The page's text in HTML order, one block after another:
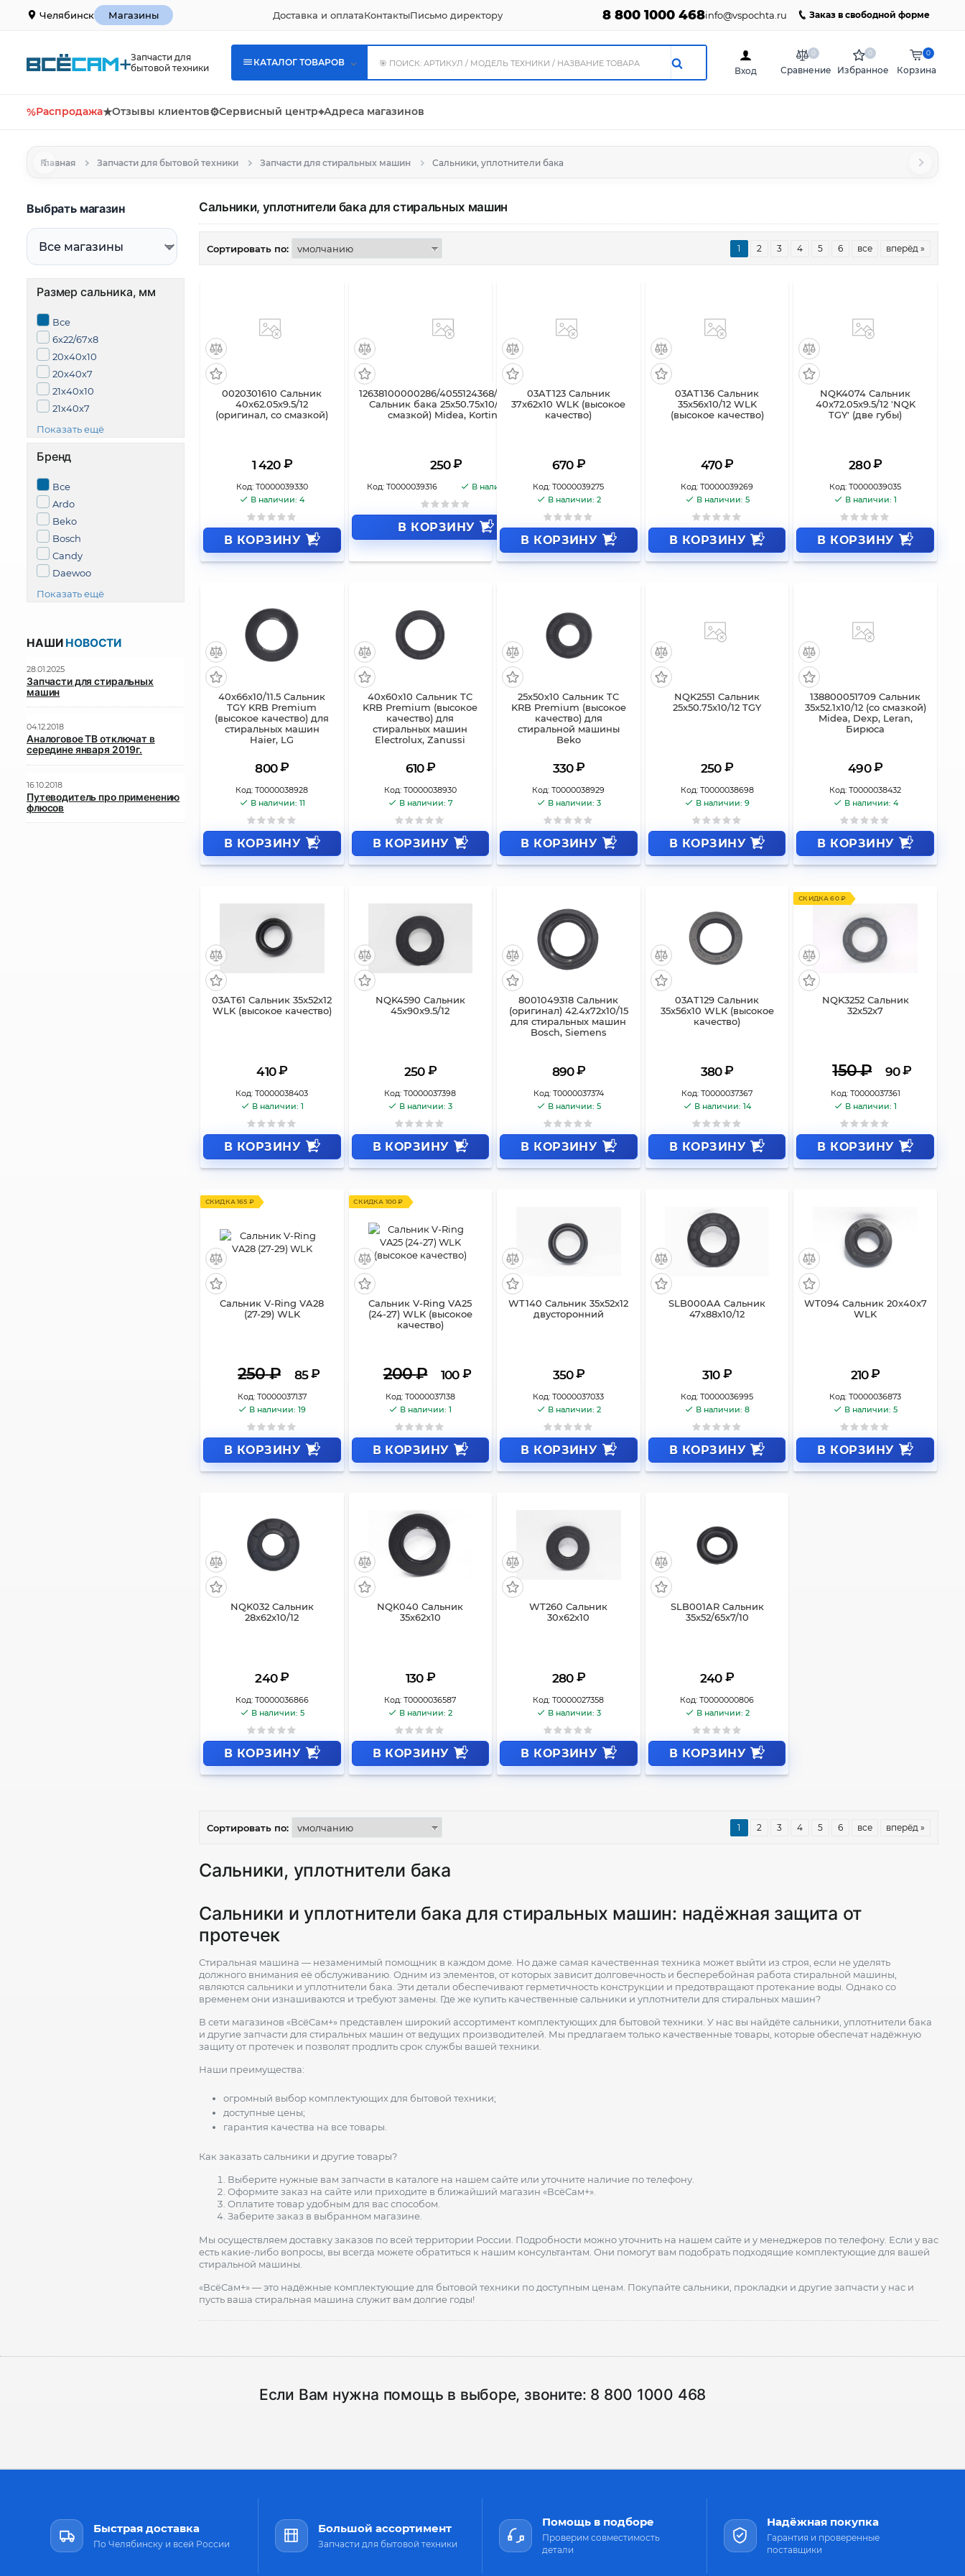
Челябинск Магазины Доставка и оплатаКонтактыПисьмо директору 8 800 1000 468info@vspochta.ru Заказ в свободной форме
Запчасти для
бытовой техники
КАТАЛОГ ТОВАРОВ
Вход Сравнение
0
Избранное
0
Корзина
0
%Распродажа★Отзывы клиентов⚙Сервисный центр⌖Адреса магазинов
Главная Запчасти для бытовой техники Запчасти для стиральных машин Сальники, уплотнители бака
Выбрать магазин
Размер сальника, мм
Все
6x22/67x8
20x40x10
20x40x7
21x40x10
21x40x7
Показать ещё
Бренд
Все
Ardo
Beko
Bosch
Candy
Daewoo
Показать ещё
Сальники, уплотнители бака для стиральных машин
Сортировать по: 1 2 3 4 5 6 все вперёд »
0020301610 Сальник
40x62.05х9.5/12
(оригинал, со смазкой)
1 420 ₽
Код: Т0000039330
В наличии: 4
В КОРЗИНУ
12638100000286/4055124368/1018658
Сальник бака 25x50.75x10/12 (со
смазкой) Midea, Korting
250 ₽
Код: Т0000039316 В наличии: 2
В КОРЗИНУ
03AT123 Сальник
37x62x10 WLK (высокое
качество)
670 ₽
Код: Т0000039275
В наличии: 2
В КОРЗИНУ
03AT136 Сальник
35x56x10/12 WLK
(высокое качество)
470 ₽
Код: Т0000039269
В наличии: 5
В КОРЗИНУ
NQK4074 Сальник
40x72.05x9.5/12 'NQK
TGY' (две губы)
280 ₽
Код: Т0000039035
В наличии: 1
В КОРЗИНУ
40x66x10/11.5 Сальник
TGY KRB Premium
(высокое качество) для
стиральных машин
Haier, LG
800 ₽
Код: Т0000038928
В наличии: 11
В КОРЗИНУ
40x60x10 Сальник TC
KRB Premium (высокое
качество) для
стиральных машин
Electrolux, Zanussi
610 ₽
Код: Т0000038930
В наличии: 7
В КОРЗИНУ
25x50x10 Сальник TC
KRB Premium (высокое
качество) для
стиральной машины
Beko
330 ₽
Код: Т0000038929
В наличии: 3
В КОРЗИНУ
NQK2551 Сальник
25x50.75x10/12 TGY
250 ₽
Код: Т0000038698
В наличии: 9
В КОРЗИНУ
138800051709 Сальник
35x52.1x10/12 (со смазкой)
Midea, Dexp, Leran,
Бирюса
490 ₽
Код: Т0000038432
В наличии: 4
В КОРЗИНУ
03AT61 Сальник 35x52x12
WLK (высокое качество)
410 ₽
Код: Т0000038403
В наличии: 1
В КОРЗИНУ
NQK4590 Сальник
45x90x9.5/12
250 ₽
Код: Т0000037398
В наличии: 3
В КОРЗИНУ
8001049318 Сальник
(оригинал) 42.4x72x10/15
для стиральных машин
Bosch, Siemens
890 ₽
Код: Т0000037374
В наличии: 5
В КОРЗИНУ
03AT129 Сальник
35x56x10 WLK (высокое
качество)
380 ₽
Код: Т0000037367
В наличии: 14
В КОРЗИНУ
СКИДКА 60 ₽
NQK3252 Сальник
32x52x7
150₽ 90 ₽
Код: Т0000037361
В наличии: 1
В КОРЗИНУ
СКИДКА 165 ₽
Сальник V-Ring VA28
(27-29) WLK
250₽ 85 ₽
Код: Т0000037137
В наличии: 19
В КОРЗИНУ
СКИДКА 100 ₽
Сальник V-Ring VA25
(24-27) WLK (высокое
качество)
200₽ 100 ₽
Код: Т0000037138
В наличии: 1
В КОРЗИНУ
WT140 Сальник 35x52x12
двусторонний
350 ₽
Код: Т0000037033
В наличии: 2
В КОРЗИНУ
SLB000AA Сальник
47x88x10/12
310 ₽
Код: Т0000036995
В наличии: 8
В КОРЗИНУ
WT094 Сальник 20x40x7
WLK
210 ₽
Код: Т0000036873
В наличии: 5
В КОРЗИНУ
NQK032 Сальник
28x62x10/12
240 ₽
Код: Т0000036866
В наличии: 5
В КОРЗИНУ
NQK040 Сальник
35x62x10
130 ₽
Код: Т0000036587
В наличии: 2
В КОРЗИНУ
WT260 Сальник
30х62х10
280 ₽
Код: Т0000027358
В наличии: 3
В КОРЗИНУ
SLB001AR Сальник
35x52/65x7/10
240 ₽
Код: Т0000000806
В наличии: 2
В КОРЗИНУ
Сортировать по: 1 2 3 4 5 6 все вперёд »
Сальники, уплотнители бака
Сальники и уплотнители бака для стиральных машин: надёжная защита от
протечек
Стиральная машина — незаменимый помощник в каждом доме. Но даже самая качественная техника может выйти из строя, если не уделять
должного внимания её обслуживанию. Одним из элементов, от которых зависит долговечность и бесперебойная работа стиральной машины,
являются сальники и уплотнители бака. Эти детали обеспечивают герметичность конструкции и предотвращают протекание воды. Однако со
временем они изнашиваются и требуют замены. Где же купить качественные сальники и уплотнители для стиральных машин?
В сети магазинов «ВсёСам+» представлен широкий ассортимент комплектующих для бытовой техники. У нас вы найдёте сальники, уплотнители бака
и другие запчасти для стиральных машин от ведущих производителей. Мы предлагаем только качественные товары, которые обеспечат надёжную
защиту от протечек и позволят продлить срок службы вашей техники.
Наши преимущества:
огромный выбор комплектующих для бытовой техники;
доступные цены;
гарантия качества на все товары.
Как заказать сальники и другие товары?
Выберите нужные вам запчасти в каталоге на нашем сайте или уточните наличие по телефону.
Оформите заказ на сайте или приходите в ближайший магазин «ВсёСам+».
Оплатите товар удобным для вас способом.
Заберите заказ в выбранном магазине.
Мы осуществляем доставку заказов по всей территории России. Подробности можно уточнить на нашем сайте и у менеджеров по телефону. Если у вас
есть какие-либо вопросы, вы всегда можете обратиться к нашим консультантам. Они помогут вам подобрать подходящие комплектующие для вашей
стиральной машины.
«ВсёСам+» — это надёжные комплектующие для бытовой техники по доступным ценам. Покупайте сальники, прокладки и другие запчасти у нас и
пусть ваша стиральная машина служит вам долгие годы!
НАШИ НОВОСТИ
28.01.2025
Запчасти для стиральных
машин
04.12.2018
Аналоговое ТВ отключат в
середине января 2019г.
16.10.2018
Путеводитель про применению
флюсов
Если Вам нужна помощь в выборе, звоните: 8 800 1000 468
Быстрая доставка
По Челябинску и всей России
Большой ассортимент
Запчасти для бытовой техники
Помощь в подборе
Проверим совместимость
детали
Надёжная покупка
Гарантия и проверенные
поставщики